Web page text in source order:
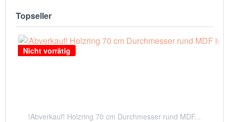
Topseller
Nicht vorrätig
!Abverkauf! Holzring 70 cm Durchmesser rund MDF...